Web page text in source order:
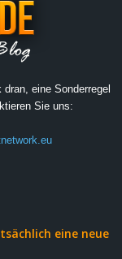
eine Sonderregel
Sie uns:
eine neue